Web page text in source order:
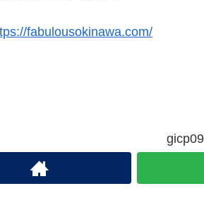
fabulousokinawa.com/